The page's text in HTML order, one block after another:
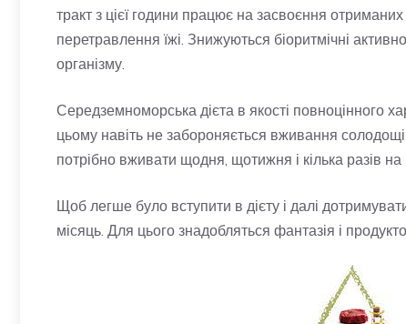
тракт з цієї години працює на засвоєння
перетравлення їжі. Знижуються біоритмічні
організму.
Середземноморська дієта в якості повноцінного
цьому навіть не забороняється вживання
потрібно вживати щодня, щотижня і кілька разів на
Щоб легше було вступити в дієту і далі
місяць. Для цього знадобляться фантазія і